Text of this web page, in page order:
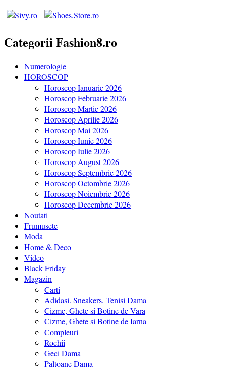
Categorii Fashion8.ro
Numerologie
HOROSCOP
Horoscop Ianuarie 2026
Horoscop Februarie 2026
Horoscop Martie 2026
Horoscop Aprilie 2026
Horoscop Mai 2026
Horoscop Iunie 2026
Horoscop Iulie 2026
Horoscop August 2026
Horoscop Septembrie 2026
Horoscop Octombrie 2026
Horoscop Noiembrie 2026
Horoscop Decembrie 2026
Noutati
Frumusete
Moda
Home & Deco
Video
Black Friday
Magazin
Carti
Adidasi. Sneakers. Tenisi Dama
Cizme, Ghete si Botine de Vara
Cizme, Ghete si Botine de Iarna
Compleuri
Rochii
Geci Dama
Paltoane Dama